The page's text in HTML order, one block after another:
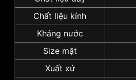
Chất liệu kính
Kháng nước
Size mặt
Xuất xứ